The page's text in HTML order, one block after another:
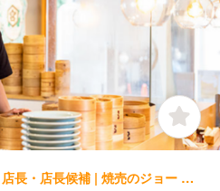
居酒屋, 中華料理・中国料理 | 店長・店長候補 | 焼売のジョー 錦糸町店